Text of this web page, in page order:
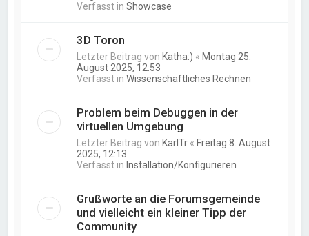
Verfasst inShowcase
3D Toron
Letzter Beitrag von Katha:) « Montag 25.
August 2025, 12:53
Verfasst inWissenschaftliches Rechnen
Problem beim Debuggen in der
virtuellen Umgebung
Letzter Beitrag von KarlTr « Freitag 8. August
2025, 12:13
Verfasst in Installation/Konfigurieren
Grußworte an die Forumsgemeinde
und vielleicht ein kleiner Tipp der
Community